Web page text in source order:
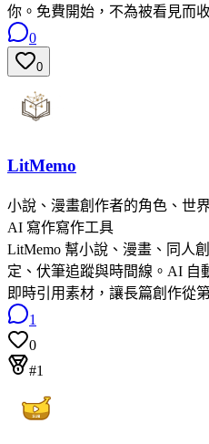
你。免費開始，不為被看見而
0
0
LitMemo
小說、漫畫創作者的角色、世
AI 寫作寫作工具
LitMemo 幫小說、漫畫、同人
定、伏筆追蹤與時間線。AI 自
即時引用素材，讓長篇創作從
1
0
#1